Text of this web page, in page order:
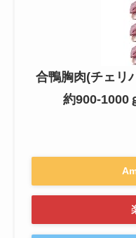
合鴨胸肉(チェ
約900-1000